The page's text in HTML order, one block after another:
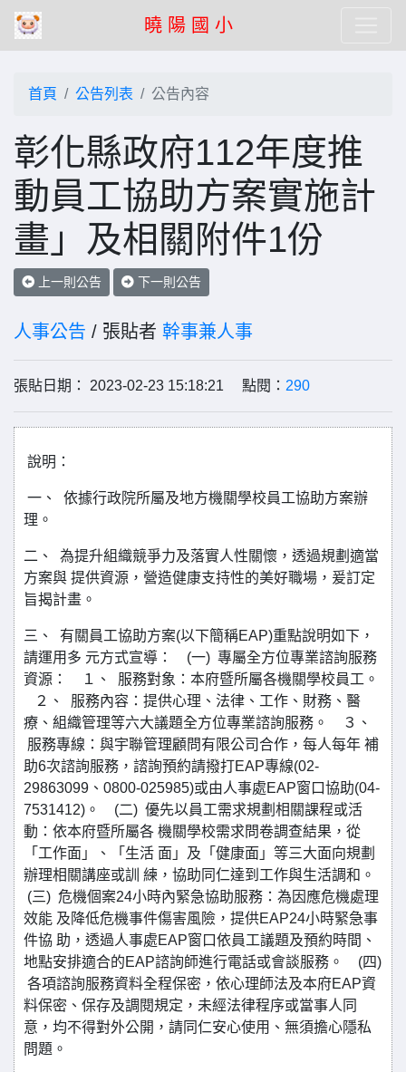
曉 陽 國 小
首頁 公告列表 公告內容
彰化縣政府112年度推
動員工協助方案實施計
畫」及相關附件1份
上一則公告 下一則公告
人事公告 / 張貼者 幹事兼人事
張貼日期： 2023-02-23 15:18:21 點閱： 290
說明：
一、 依據行政院所屬及地方機關學校員工協助方案辦
理。
二、 為提升組織競爭力及落實人性關懷，透過規劃適當
方案與 提供資源，營造健康支持性的美好職場，爰訂定
旨揭計畫。
三、 有關員工協助方案(以下簡稱EAP)重點說明如下，
請運用多 元方式宣導： (一) 專屬全方位專業諮詢服務
資源： １、 服務對象：本府暨所屬各機關學校員工。
２、 服務內容：提供心理、法律、工作、財務、醫
療、組織管理等六大議題全方位專業諮詢服務。 ３、
服務專線：與宇聯管理顧問有限公司合作，每人每年 補
助6次諮詢服務，諮詢預約請撥打EAP專線(02-
29863099、0800-025985)或由人事處EAP窗口協助(04-
7531412)。 (二) 優先以員工需求規劃相關課程或活
動：依本府暨所屬各 機關學校需求問卷調查結果，從
「工作面」、「生活 面」及「健康面」等三大面向規劃
辦理相關講座或訓 練，協助同仁達到工作與生活調和。
(三) 危機個案24小時內緊急協助服務：為因應危機處理
效能 及降低危機事件傷害風險，提供EAP24小時緊急事
件協 助，透過人事處EAP窗口依員工議題及預約時間、
地點安排適合的EAP諮詢師進行電話或會談服務。 (四)
各項諮詢服務資料全程保密，依心理師法及本府EAP資
料保密、保存及調閱規定，未經法律程序或當事人同
意，均不得對外公開，請同仁安心使用、無須擔心隱私
問題。